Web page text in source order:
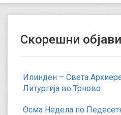
Скорешни објави
Илинден – Света
Литургија во Трново
Осма Недела по